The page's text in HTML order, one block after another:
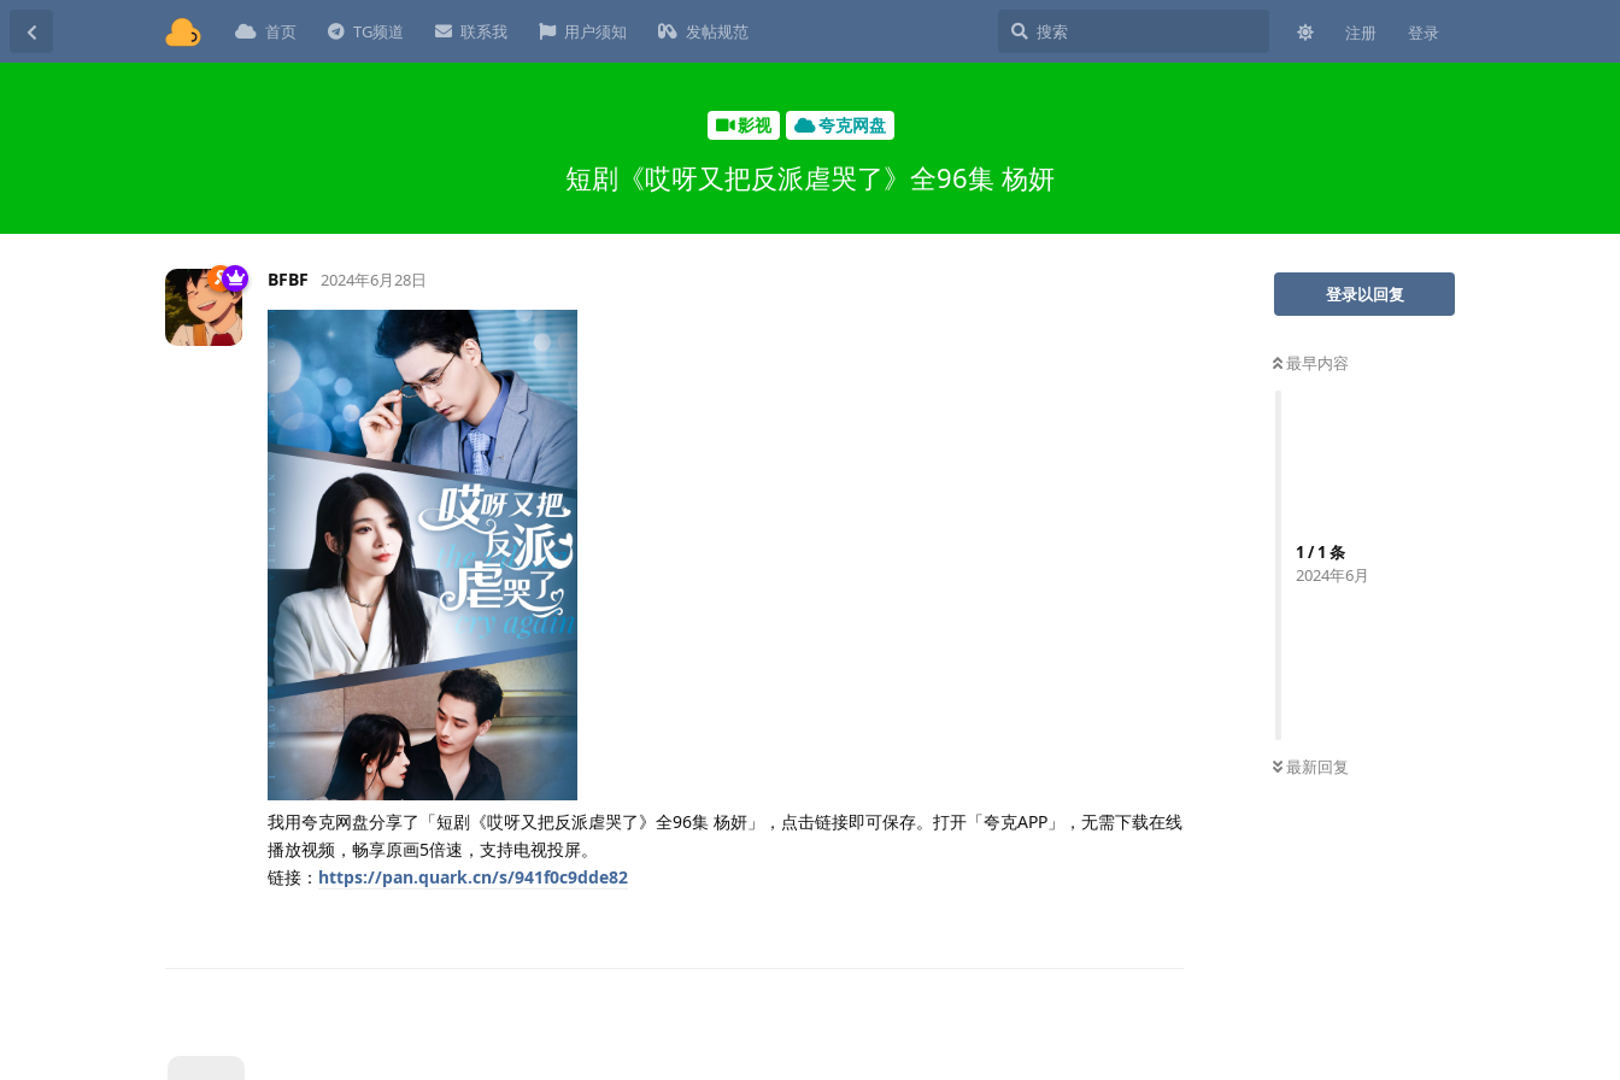
首页 TG频道 联系我 用户须知 发帖规范 注册 登录
影视 夸克网盘
短剧《哎呀又把反派虐哭了》全96集 杨妍
登录以回复
最早内容
1 /1 条
2024年6月
最新回复
BFBF 2024年6月28日
我用夸克网盘分享了「短剧《哎呀又把反派虐哭了》全96集 杨妍」，点击链接即可保存。打开「夸克APP」，无需下载在线
播放视频，畅享原画5倍速，支持电视投屏。
链接： https://pan.quark.cn/s/941f0c9dde82